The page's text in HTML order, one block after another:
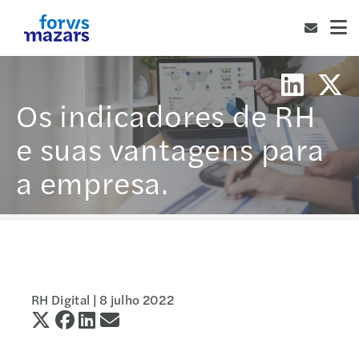
Os indicadores de RH
e suas vantagens para
a empresa.
RH Digital | 8 julho 2022